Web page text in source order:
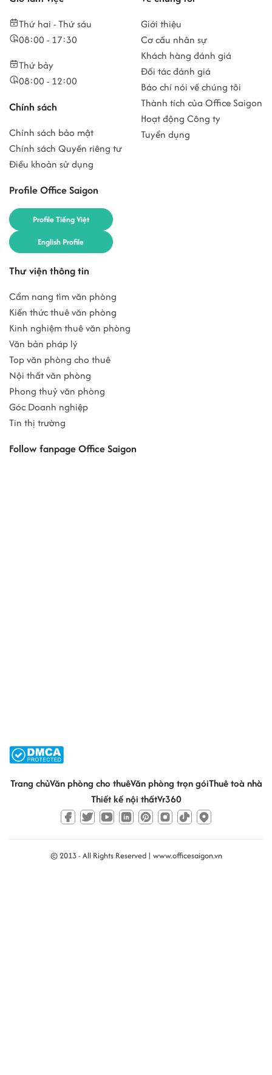
Thứ hai - Thứ sáu
08:00 - 17:30
Thứ bảy
08:00 - 12:00
Chính sách
Chính sách bảo mật
Chính sách Quyền riêng tư
Điều khoản sử dụng
Profile Office Saigon
Profile Tiếng Việt
English Profile
Giới thiệu
Cơ cấu nhân sự
Khách hàng đánh giá
Đối tác đánh giá
Báo chí nói về chúng tôi
Thành tích của Office Saigon
Hoạt động Công ty
Tuyển dụng
Thư viện thông tin
Cẩm nang tìm văn phòng
Kiến thức thuê văn phòng
Kinh nghiệm thuê văn phòng
Văn bản pháp lý
Top văn phòng cho thuê
Nội thất văn phòng
Phong thuỷ văn phòng
Góc Doanh nghiệp
Tin thị trường
Follow fanpage Office Saigon
Trang chủVăn phòng cho thuêVăn phòng trọn góiThuê toà nhà
Thiết kế nội thấtVr360
© 2013 - All Rights Reserved | www.officesaigon.vn